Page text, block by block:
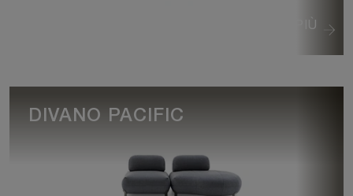
VEDI DI PIÙ
DIVANO PACIFIC